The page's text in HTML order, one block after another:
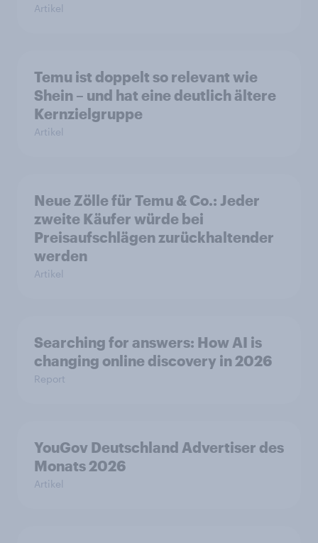
Artikel
Temu ist doppelt so relevant wie
Shein – und hat eine deutlich ältere
Kernzielgruppe
Artikel
Neue Zölle für Temu & Co.: Jeder
zweite Käufer würde bei
Preisaufschlägen zurückhaltender
werden
Artikel
Searching for answers: How AI is
changing online discovery in 2026
Report
YouGov Deutschland Advertiser des
Monats 2026
Artikel